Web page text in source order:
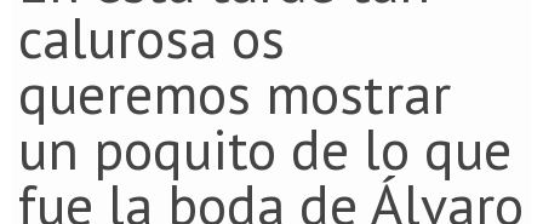
calurosa os
queremos mostrar
un poquito de lo que
fue la boda de Álvaro